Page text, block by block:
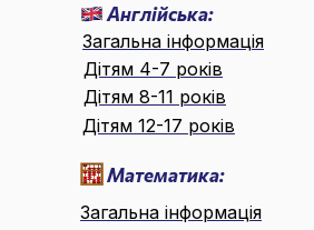
Англійська:
Математика:
Загальна інформація
Дітям 4-7 років
Дітям 8-11 років
Дітям 12-17 років
Загальна інформація